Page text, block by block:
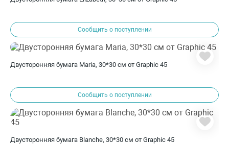
Сообщить о поступлении
Двусторонняя бумага Maria, 30*30 см от Graphic 45
Сообщить о поступлении
Двусторонняя бумага Blanche, 30*30 см от Graphic 45